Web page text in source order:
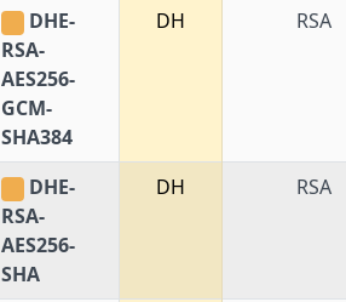
DHE-
RSA-
AES256-
GCM-
SHA384
DH RSA
DHE-
RSA-
AES256-
SHA
DH RSA